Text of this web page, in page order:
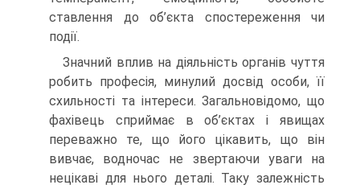
ставлення до об’єкта спостереження чи
події.
Значний вплив на діяльність органів чуття
робить професія, минулий досвід особи, її
схильності та інтереси. Загальновідомо, що
фахівець сприймає в об’єктах і явищах
переважно те, що його цікавить, що він
вивчає, водночас не звертаючи уваги на
нецікаві для нього деталі. Таку залежність